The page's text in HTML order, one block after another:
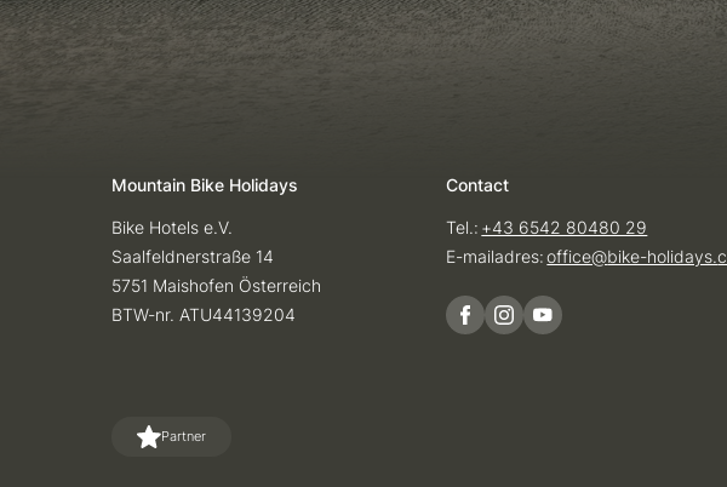
Mountain Bike Holidays
Bike Hotels e.V.
Saalfeldnerstraße 14
5751 Maishofen Österreich
BTW-nr. ATU44139204
Contact
Tel.: +43 6542 80480 29
E-mailadres: office@bike-holidays.
Partner